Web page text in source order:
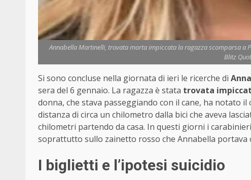
Annabella Martinelli, trovata morta impiccata la ragazza scomparsa a
Blitz
Si sono concluse nella giornata di ieri le ricerche di
sera del 6 gennaio. La ragazza è stata trovata
donna, che stava passeggiando con il cane, ha notato
distanza di circa un chilometro dalla bici che aveva
chilometri partendo da casa. In questi giorni i
soprattutto sullo zainetto rosso che Annabella portava
I biglietti e l’ipotesi suicidio